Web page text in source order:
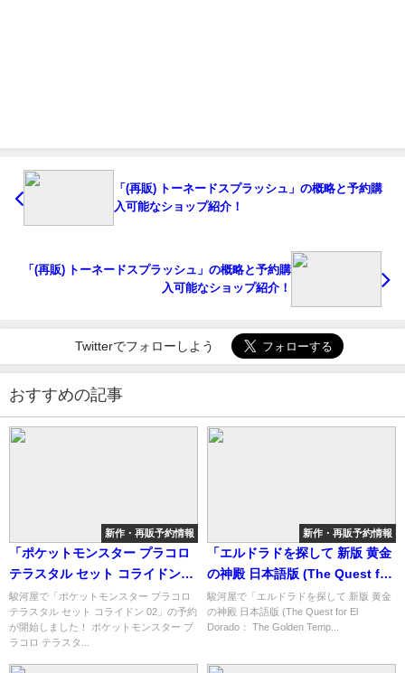
「(再販) トーネードスプラッシュ」の概略と予約購
入可能なショップ紹介！
「(再販) トーネードスプラッシュ」の概略と予約購
入可能なショップ紹介！
Twitterでフォローしよう
おすすめの記事
新作・再販予約情報
「ポケットモンスター プラコロ
テラスタル セット コライドン
02」の概略と予約購入可能なシ
ョップ紹介！
駿河屋で「ポケットモンスター プラコロ
テラスタル セット コライドン 02」の予約
が開始しました！ ポケットモンスター プ
ラコロ テラスタ...
新作・再販予約情報
「エルドラドを探して 新版 黄金
の神殿 日本語版 (The Quest for
El Dorado： The Golden
Temples)」の概略と予約購入可
駿河屋で「エルドラドを探して 新版 黄金
の神殿 日本語版 (The Quest for El
Dorado： The Golden Temp...